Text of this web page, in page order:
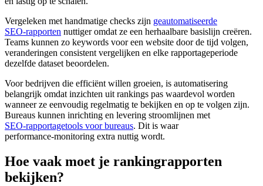
Vergeleken met handmatige checks zijn geautomatiseerde
SEO‑rapporten nuttiger omdat ze een herhaalbare basislijn creëren.
Teams kunnen zo keywords voor een website door de tijd volgen,
veranderingen consistent vergelijken en elke rapportageperiode
dezelfde dataset beoordelen.
Voor bedrijven die efficiënt willen groeien, is automatisering
belangrijk omdat inzichten uit rankings pas waardevol worden
wanneer ze eenvoudig regelmatig te bekijken en op te volgen zijn.
Bureaus kunnen inrichting en levering stroomlijnen met
SEO‑rapportagetools voor bureaus. Dit is waar
performance‑monitoring extra nuttig wordt.
Hoe vaak moet je rankingrapporten
bekijken?